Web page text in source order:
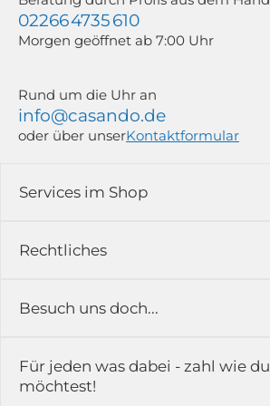
Rechtliches
Impressum
Rückgabe & Reklamation
Services im Shop
Versandkosten
Erfahrungsberichte & Bewertungen
Kontakt
Besuch uns doch...
in der Ausstellung...
02266 4735 610
Morgen geöffnet ab 7:00 Uhr
Rund um die Uhr an
info@casando.de
oder über unserKontaktformular
Für jeden was dabei - zahl wie du
möchtest!